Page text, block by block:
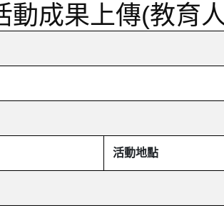
動成果上傳(教育
活動地點